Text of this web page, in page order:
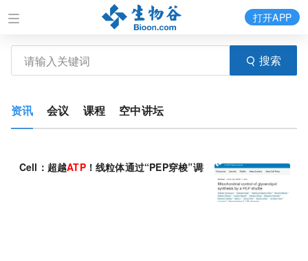
搜索
打开APP
资讯 会议 课程 空中讲坛
Cell：超越ATP！线粒体通过“PEP穿梭”调控脂肪生成，为治疗脂